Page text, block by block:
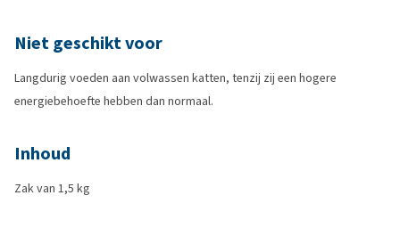
Niet geschikt voor
Langdurig voeden aan volwassen katten, tenzij zij een hogere
energiebehoefte hebben dan normaal.
Inhoud
Zak van 1,5 kg